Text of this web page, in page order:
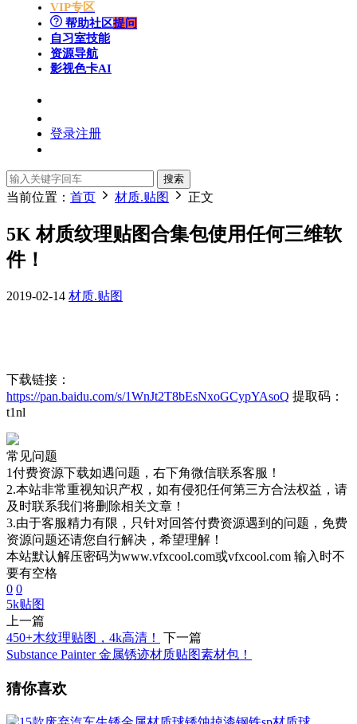
VIP专区
帮助社区提问
自习室技能
资源导航
影视色卡AI
登录注册
搜索
当前位置： 首页 材质.贴图 正文
5K 材质纹理贴图合集包使用任何三维软
件！
2019-02-14 材质.贴图
下载链接：
https://pan.baidu.com/s/1WnJt2T8bEsNxoGCypYAsoQ 提取码：
t1nl
常见问题
1付费资源下载如遇问题，右下角微信联系客服！
2.本站非常重视知识产权，如有侵犯任何第三方合法权益，请
及时联系我们将删除相关文章！
3.由于客服精力有限，只针对回答付费资源遇到的问题，免费
资源问题还请您自行解决，希望理解！
本站默认解压密码为www.vfxcool.com或vfxcool.com 输入时不
要有空格
0 0
5k贴图
上一篇
450+木纹理贴图，4k高清！
下一篇
Substance Painter 金属锈迹材质贴图素材包！
猜你喜欢